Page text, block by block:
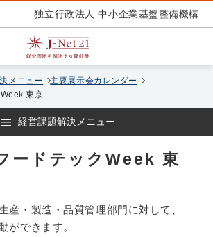
独立行政法人 中小企業基盤整備機構
メニュー
主要展示会カレンダー
東京
経営課題解決メニュー
ードテックWeek 東
産・製造・品質管理部門に対して、
ができます。